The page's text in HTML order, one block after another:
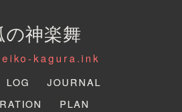
の神楽舞
kagura.ink
Log
Journal
Plan